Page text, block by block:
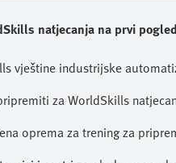
natjecanja na prvi pogled
vještine industrijske
za WorldSkills
oprema za trening za